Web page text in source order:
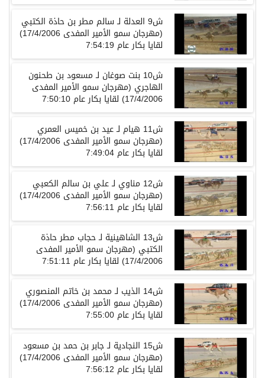
ش9 العدلة لـ سالم مطر بن حاذة الكتبي
(مهرجان سمو الأمير المفدى 17/4/2006)
لقايا بكار عام 7:54:19
ش10 بنت صوغان لـ مسعود بن طحنون
الهاجري (مهرجان سمو الأمير المفدى
17/4/2006) لقايا بكار عام 7:50:10
ش11 هيام لـ عيد بن خميس العمري
(مهرجان سمو الأمير المفدى 17/4/2006)
لقايا بكار عام 7:49:04
ش12 مناوي لـ علي بن سالم الكعبي
(مهرجان سمو الأمير المفدى 17/4/2006)
لقايا بكار عام 7:56:11
ش13 الشاهينية لـ حجاب مطر حاذة
الكتبي (مهرجان سمو الأمير المفدى
17/4/2006) لقايا بكار عام 7:51:11
ش14 الذيب لـ محمد بن خاتم المنصوري
(مهرجان سمو الأمير المفدى 17/4/2006)
لقايا بكار عام 7:55:00
ش15 النجادية لـ جابر بن حمد بن مسعود
(مهرجان سمو الأمير المفدى 17/4/2006)
لقايا بكار عام 7:56:12